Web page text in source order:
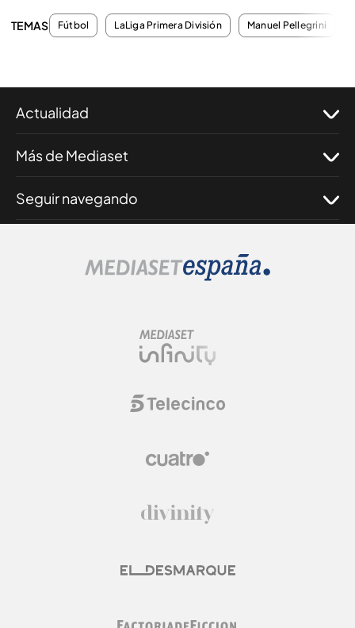
TEMAS Fútbol LaLiga Primera División Manuel Pellegrini
Actualidad
Más de Mediaset
Seguir navegando